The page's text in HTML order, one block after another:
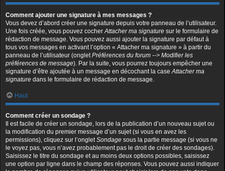
Comment ajouter une signature à mes messages ?
Vous devez d’abord créer une signature depuis votre panneau de l’utilisateur.
Une fois créée, vous pouvez cocherAttacher ma signature sur le formulaire de
rédaction de message. Vous pouvez aussi ajouter la signature par défaut à
tous vos messages en activant l’option « Attacher ma signature » à partir du
panneau de l’utilisateur (ongletPréférences du forum --> Modifier les
préférences de message). Par la suite, vous pourrez toujours empêcher une
signature d’être ajoutée à un message en décochant la caseAttacher ma
signature dans le formulaire de rédaction de message.
Haut
Comment créer un sondage ?
Il est facile de créer un sondage, lors de la publication d’un nouveau sujet ou
la modification du premier message d’un sujet (si vous en avez les
permissions), cliquez sur l’ongletSondage sous la partie message (si vous ne
le voyez pas, vous n’avez probablement pas le droit de créer des sondages).
Saisissez le titre du sondage et au moins deux options possibles, saisissez
une option par ligne dans le champ des réponses. Vous pouvez aussi indiquer